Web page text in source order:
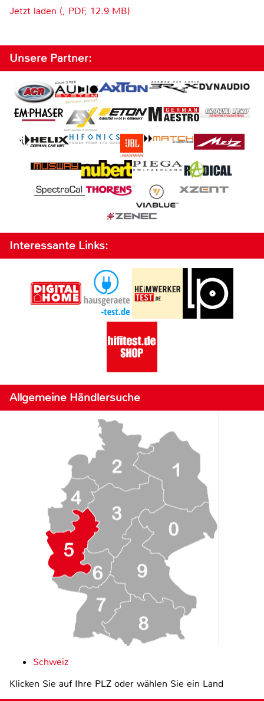
Jetzt laden (, PDF, 12.9 MB)
Unsere Partner:
Interessante Links:
Allgemeine Händlersuche
Schweiz
Klicken Sie auf Ihre PLZ oder wählen Sie ein Land